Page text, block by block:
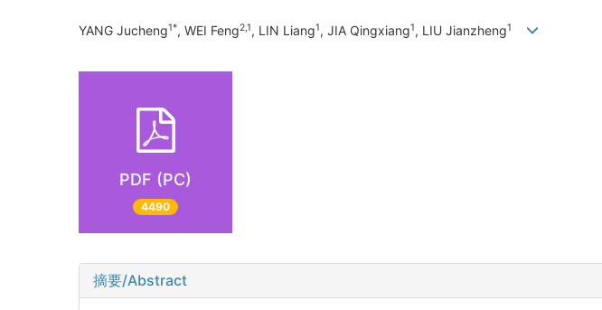
YANG Jucheng1*, WEI Feng2,1, LIN Liang1, JIA Qingxiang1, LIU Jianzheng1
PDF (PC)
4490
摘要/Abstract